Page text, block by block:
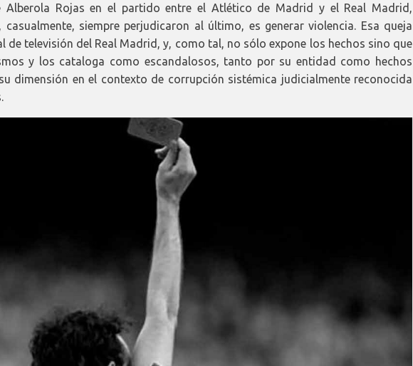
Rojas en el partido entre el Atlético de Madrid y el Real Madrid,
casualmente, siempre perjudicaron al último, es generar violencia. Esa queja
de televisión del Real Madrid, y, como tal, no sólo expone los hechos sino que
y los cataloga como escandalosos, tanto por su entidad como hechos
dimensión en el contexto de corrupción sistémica judicialmente reconocida